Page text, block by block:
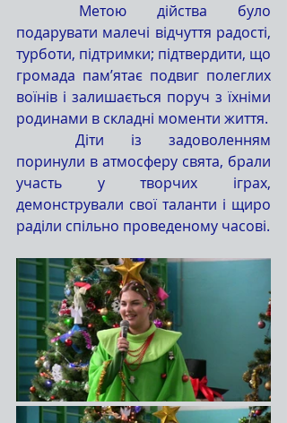
подарувати малечі відчуття радості,
турботи, підтримки; підтвердити, що
громада пам’ятає подвиг полеглих
воїнів і залишається поруч з їхніми
родинами в складні моменти життя.
поринули в атмосферу свята, брали
участь у творчих іграх,
демонстрували свої таланти і щиро
раділи спільно проведеному часові.